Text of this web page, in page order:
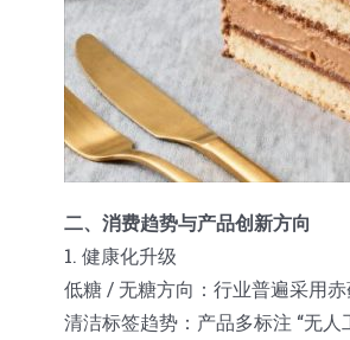
二、消费趋势与产品创新方向
1. 健康化升级
低糖 / 无糖方向：行业普遍采用
清洁标签趋势：产品多标注 “无人